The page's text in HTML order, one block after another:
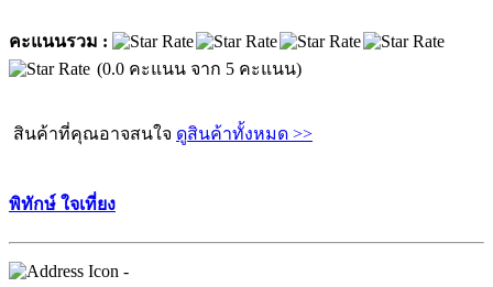
คะแนนรวม :
(0.0 คะแนน จาก 5 คะแนน)
สินค้าที่คุณอาจสนใจ ดูสินค้าทั้งหมด >>
พิทักษ์ ใจเที่ยง
-